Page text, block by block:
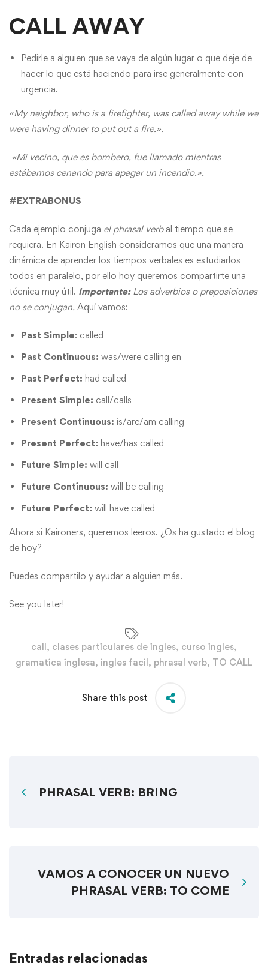
CALL AWAY
Pedirle a alguien que se vaya de algún lugar o que deje de
hacer lo que está haciendo para irse generalmente con
urgencia.
«My neighbor, who is a firefighter, was called away while we
were having dinner to put out a fire.».
«Mi vecino, que es bombero, fue llamado mientras
estábamos cenando para apagar un incendio.».
#EXTRABONUS
Cada ejemplo conjuga el phrasal verb al tiempo que se
requiera. En Kairon English consideramos que una manera
dinámica de aprender los tiempos verbales es estudiarlos
todos en paralelo, por ello hoy queremos compartirte una
técnica muy útil. Importante: Los adverbios o preposiciones
no se conjugan. Aquí vamos:
Past Simple: called
Past Continuous: was/were calling en
Past Perfect: had called
Present Simple: call/calls
Present Continuous: is/are/am calling
Present Perfect: have/has called
Future Simple: will call
Future Continuous: will be calling
Future Perfect: will have called
Ahora si Kaironers, queremos leeros. ¿Os ha gustado el blog
de hoy?
Puedes compartilo y ayudar a alguien más.
See you later!
call, clases particulares de ingles, curso ingles,
gramatica inglesa, ingles facil, phrasal verb, TO CALL
Share this post
PHRASAL VERB: BRING
VAMOS A CONOCER UN NUEVO
PHRASAL VERB: TO COME
Entradas relacionadas